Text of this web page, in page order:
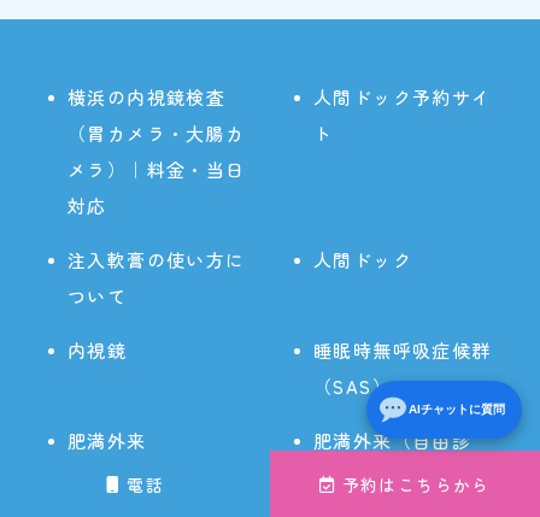
電話 予約はこちらから
横浜の内視鏡検査
（胃カメラ・大腸カ
メラ）｜料金・当日
対応
人間ドック予約サイ
ト
注入軟膏の使い方に
ついて
人間ドック
内視鏡
睡眠時無呼吸症候群
（SAS）
肥満外来
肥満外来（自由診
療）
AIチャットに質問